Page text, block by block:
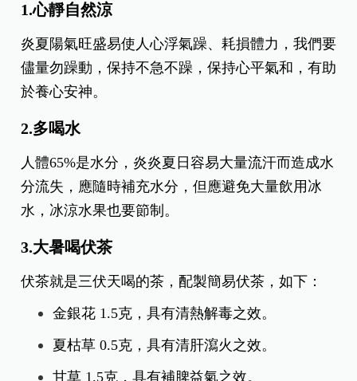
1.心靜自然涼
炎夏陽氣旺盛易使人心浮氣躁、耗損體力，我們要
儘量勿躁動，保持不急不躁，保持心平氣和，有助
於養心安神。
2.多喝水
人體65%是水分，炎炎夏日容易大量流汗而造成水
分流失，應隨時補充水分，但應避免大量飲用冰
水，冰涼水果也要節制。
3.大暑喝伏茶
伏茶就是三伏天喝的茶，配製簡易伏茶，如下：
金銀花 1.5克，具有清熱解毒之效。
夏枯草 0.5克，具有清肝瀉火之效。
甘草 1.5克，具有補脾益氣之效。